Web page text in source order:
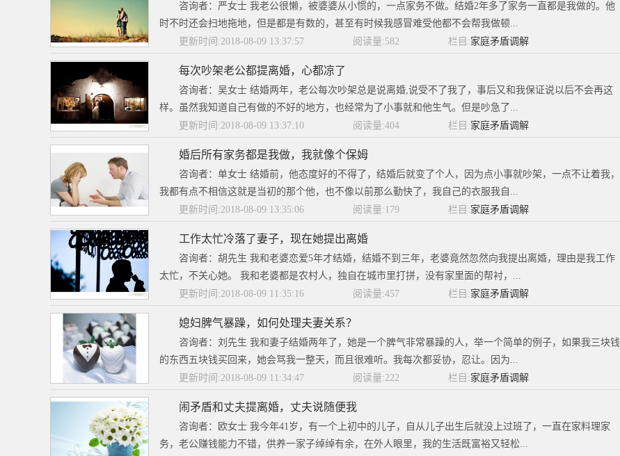
咨询者：严女士 我老公很懒，被婆婆从小惯的，一点家务不做。结婚2年多了家务一直都是我做的。他
时不时还会扫地拖地，但是都是有数的，甚至有时候我感冒难受他都不会帮我做顿...
更新时间:2018-08-09 13:37:57
阅读量:582 栏目:家庭矛盾调解
每次吵架老公都提离婚，心都凉了
咨询者：吴女士 结婚两年，老公每次吵架总是说离婚,说受不了我了，事后又和我保证说以后不会再这
样。虽然我知道自己有做的不好的地方，也经常为了小事就和他生气。但是吵急了...
更新时间:2018-08-09 13:37:10
阅读量:404 栏目:家庭矛盾调解
婚后所有家务都是我做，我就像个保姆
咨询者：单女士 结婚前，他态度好的不得了，结婚后就变了个人，因为点小事就吵架，一点不让着我，
我都有点不相信这就是当初的那个他，也不像以前那么勤快了，我自己的衣服我自...
更新时间:2018-08-09 13:35:06
阅读量:179 栏目:家庭矛盾调解
工作太忙冷落了妻子，现在她提出离婚
咨询者：胡先生 我和老婆恋爱5年才结婚，结婚不到三年，老婆竟然忽然向我提出离婚，理由是我工作
太忙，不关心她。 我和老婆都是农村人，独自在城市里打拼，没有家里面的帮衬，...
更新时间:2018-08-09 11:35:16
阅读量:457 栏目:家庭矛盾调解
媳妇脾气暴躁，如何处理夫妻关系？
咨询者：刘先生 我和妻子结婚两年了，她是一个脾气非常暴躁的人，举一个简单的例子，如果我三块钱
的东西五块钱买回来，她会骂我一整天，而且很难听。我每次都妥协，忍让。因为...
更新时间:2018-08-09 11:34:47
阅读量:222 栏目:家庭矛盾调解
闹矛盾和丈夫提离婚，丈夫说随便我
咨询者：欧女士 我今年41岁，有一个上初中的儿子，自从儿子出生后就没上过班了，一直在家料理家
务，老公赚钱能力不错，供养一家子绰绰有余，在外人眼里，我的生活既富裕又轻松...